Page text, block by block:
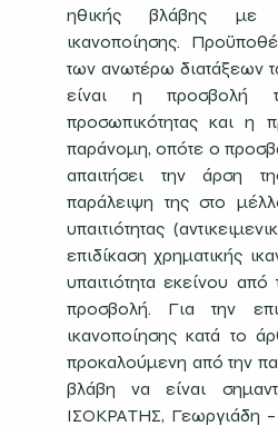
ηθικής βλάβης με
ικανοποίησης.
των ανωτέρω διατάξεων
είναι η προσβολή
προσωπικότητας και η
παράνομη, οπότε ο
απαιτήσει την άρση
παράλειψη της στο
υπαιτιότητας
επιδίκαση χρηματικής
υπαιτιότητα εκείνου
προσβολή. Για την
ικανοποίησης κατά το
προκαλούμενη από την
βλάβη να είναι
ΙΣΟΚΡΑΤΗΣ, Γεωργιάδη